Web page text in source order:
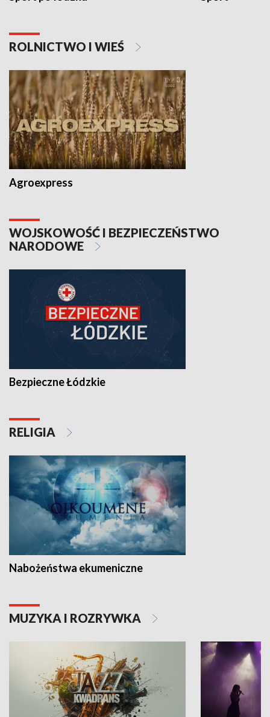
ROLNICTWO I WIEŚ
Agroexpress
WOJSKOWOŚĆ I BEZPIECZEŃSTWO
NARODOWE
Bezpieczne Łódzkie
RELIGIA
Nabożeństwa ekumeniczne
MUZYKA I ROZRYWKA